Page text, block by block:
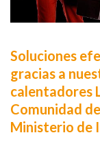
Soluciones
gracias a
calentadores
Comunidad
Ministerio de